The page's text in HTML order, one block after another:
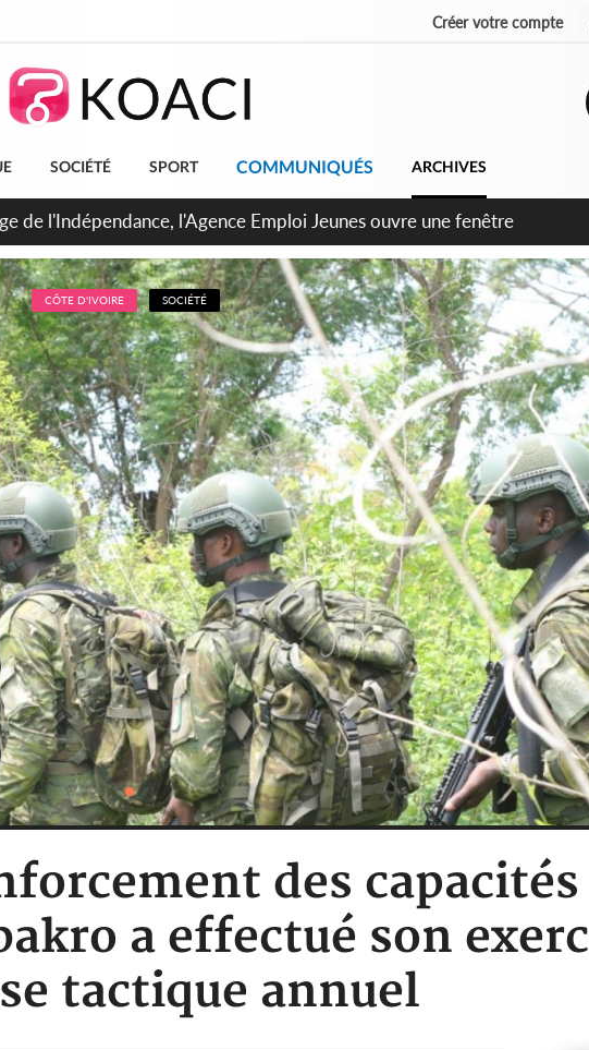
Créer votre compte
SOCIÉTÉ SPORT COMMUNIQUÉS ARCHIVES
la fronde, les agents contractuels obtiennent un accord avec la
2023
CÔTE D'IVOIRE SOCIÉTÉ
des capacités
a effectué son
tactique annuel